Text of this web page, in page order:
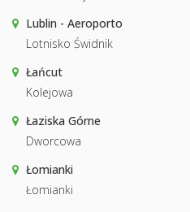
Lublin - Aeroporto
Lotnisko Świdnik
Łańcut
Kolejowa
Łaziska Górne
Dworcowa
Łomianki
Łomianki